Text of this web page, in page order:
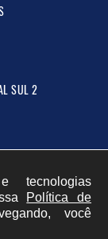
SUL 2
tecnologias
Política de
você